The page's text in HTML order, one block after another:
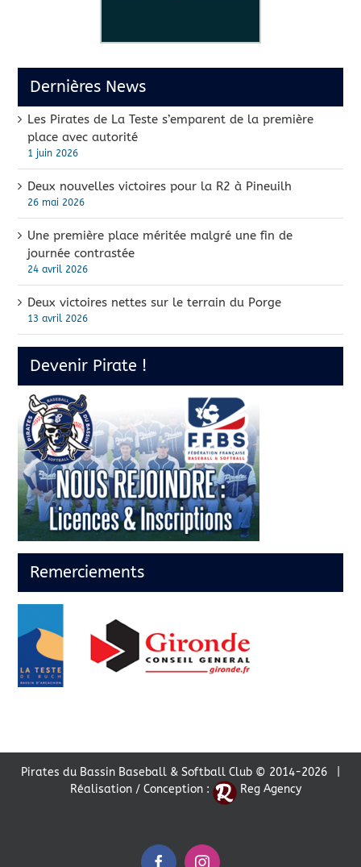
Dernières News
Les Pirates de La Teste s’emparent de la première
place avec autorité
1 juin 2026
Deux nouvelles victoires pour la R2 à Pineuilh
26 mai 2026
Une première place méritée malgré une fin de
journée contrastée
24 avril 2026
Deux victoires nettes sur le terrain du Porge
13 avril 2026
Devenir Pirate !
Remerciements
Pirates du Bassin Baseball & Softball Club © 2014-2026 |
Réalisation / Conception :
Reg Agency